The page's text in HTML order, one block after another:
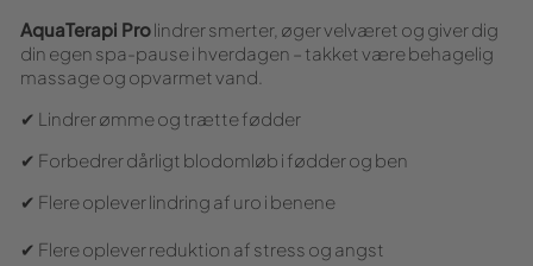
AquaTerapi Prolindrer smerter, øger velværet og giver dig
din egen spa-pause i hverdagen – takket være behagelig
massage og opvarmet vand.
✔ Lindrer ømme og trætte fødder
✔ Forbedrer dårligt blodomløb i fødder og ben
✔ Flere oplever lindring af uro i benene
✔ Flere oplever reduktion af stress og angst